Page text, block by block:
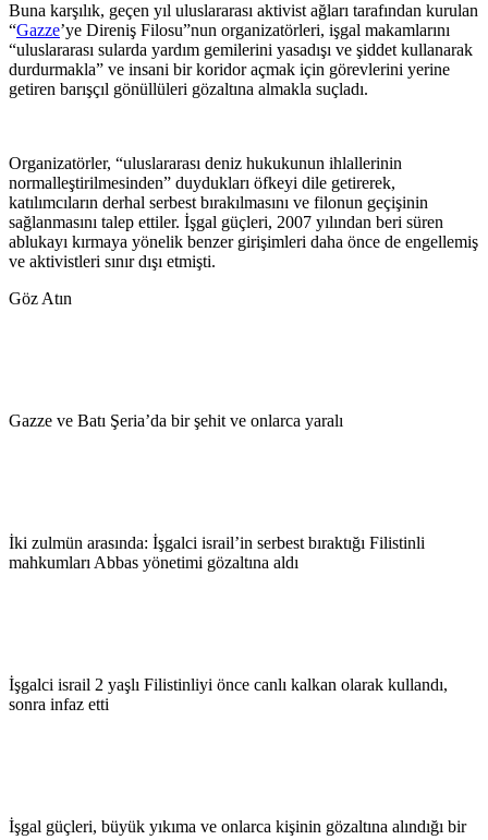
Buna karşılık, geçen yıl uluslararası aktivist ağları tarafından kurulan
“Gazze’ye Direniş Filosu”nun organizatörleri, işgal makamlarını
“uluslararası sularda yardım gemilerini yasadışı ve şiddet kullanarak
durdurmakla” ve insani bir koridor açmak için görevlerini yerine
getiren barışçıl gönüllüleri gözaltına almakla suçladı.
Organizatörler, “uluslararası deniz hukukunun ihlallerinin
normalleştirilmesinden” duydukları öfkeyi dile getirerek,
katılımcıların derhal serbest bırakılmasını ve filonun geçişinin
sağlanmasını talep ettiler. İşgal güçleri, 2007 yılından beri süren
ablukayı kırmaya yönelik benzer girişimleri daha önce de engellemiş
ve aktivistleri sınır dışı etmişti.
Göz Atın
Gazze ve Batı Şeria’da bir şehit ve onlarca yaralı
İki zulmün arasında: İşgalci israil’in serbest bıraktığı Filistinli
mahkumları Abbas yönetimi gözaltına aldı
İşgalci israil 2 yaşlı Filistinliyi önce canlı kalkan olarak kullandı,
sonra infaz etti
İşgal güçleri, büyük yıkıma ve onlarca kişinin gözaltına alındığı bir